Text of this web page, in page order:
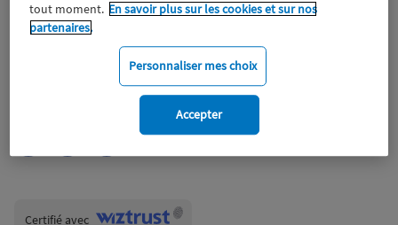
Apivia Macif Mutuelle
Certifié avecWiztrust
tout moment. En savoir plus sur les cookies et sur nos
partenaires.
Personnaliser mes choix
Accepter